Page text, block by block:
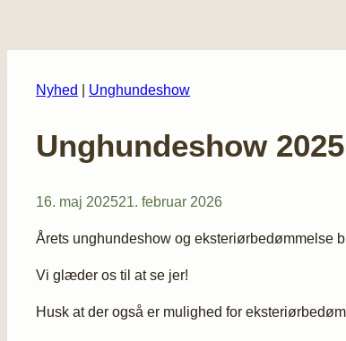
Nyhed Unghundeshow
Unghundeshow 2025
16. maj 202521. februar 2026
Årets unghundeshow og eksteriørbedømmelse
Vi glæder os til at se jer!
Husk at der også er mulighed for